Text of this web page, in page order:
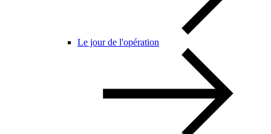
Le jour de l'opération